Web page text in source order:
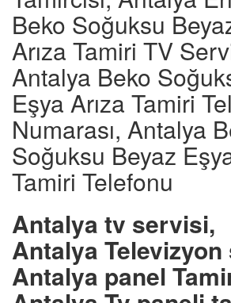
Beko Soğuksu
Arıza Tamiri TV
Antalya Beko
Eşya Arıza Tamiri
Numarası, Antalya
Soğuksu Beyaz
Tamiri Telefonu
Antalya tv servisi,
Antalya
Antalya panel